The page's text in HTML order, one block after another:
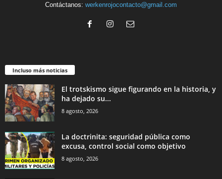
Contáctanos: werkenrojocontacto@gmail.com
Incluso más noticias
El trotskismo sigue figurando en la historia, y
ha dejado su...
8 agosto, 2026
La doctrinita: seguridad pública como
excusa, control social como objetivo
8 agosto, 2026